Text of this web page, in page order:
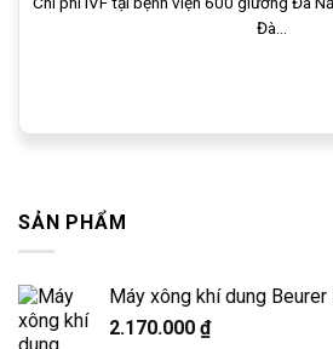
Đà...
SẢN PHẨM
Máy xông khí dung
2.170.000 ₫